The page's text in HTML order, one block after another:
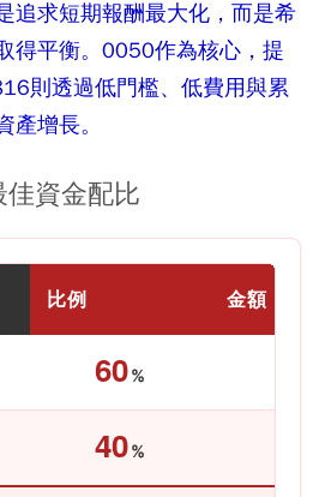
追求短期報酬最大化，而是希
得平衡。0050作為核心，提
則透過低門檻、低費用與累
增長。
資金配比
比例 金額
60%
40%